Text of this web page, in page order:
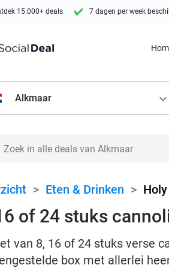
15.000+ deals 7 dagen per week
Alkmaar keyboard_arrow_down
> Eten & Drinken >
of 24 stuks
van 8, 16 of 24 stuks verse
box met allerlei